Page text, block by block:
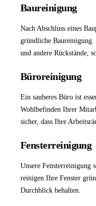
Baureinigung
Nach Abschluss eines
gründliche Baureinigung.
und andere Rückstände,
Büroreinigung
Ein sauberes Büro ist
Wohlbefinden Ihrer
sicher, dass Ihre
Fensterreinigung
Unsere Fensterreinigung
reinigen Ihre Fenster
Durchblick behalten.